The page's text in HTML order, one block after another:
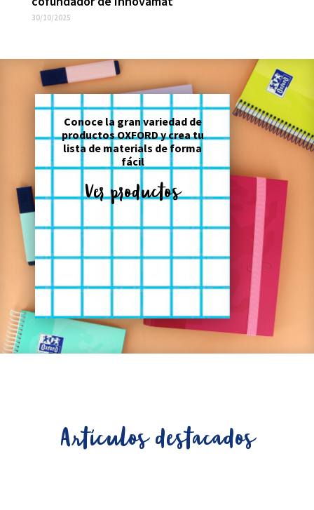
30/10/2025
Conoce la gran variedad de
productos OXFORD y crea tu
lista de materials de forma
fácil
Ver productos
Artículos destacados